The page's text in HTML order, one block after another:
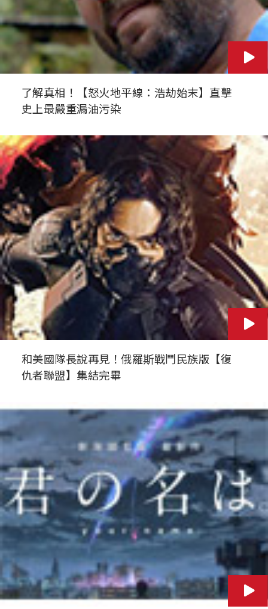
了解真相！【怒火地平線：浩劫始末】直擊
史上最嚴重漏油污染
和美國隊長說再見！俄羅斯戰鬥民族版【復
仇者聯盟】集結完畢